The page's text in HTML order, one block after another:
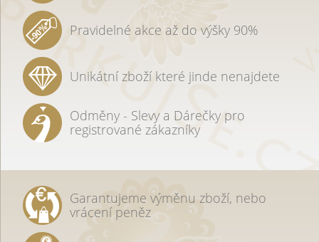
Pravidelné akce až do výšky 90%
Unikátní zboží které jinde nenajdete
Odměny - Slevy a Dárečky pro
registrované zákazníky
Garantujeme výměnu zboží, nebo
vrácení peněz